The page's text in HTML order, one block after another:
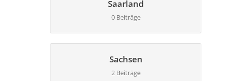
Saarland
0 Beiträge
Sachsen
2 Beiträge